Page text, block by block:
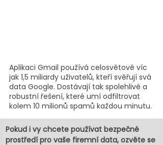
Aplikaci Gmail používá celosvětově víc
jak 1,5 miliardy uživatelů, kteří svěřují svá
data Google. Dostávají tak spolehlivé a
robustní řešení, které umí odfiltrovat
kolem 10 milionů spamů každou minutu.
Pokud i vy chcete používat bezpečné
prostředí pro vaše firemní data, ozvěte se